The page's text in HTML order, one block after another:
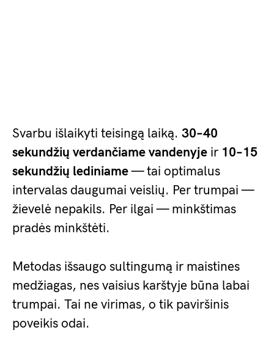
Svarbu išlaikyti teisingą laiką. 30–40
sekundžių verdančiame vandenyje ir 10–15
sekundžių lediniame— tai optimalus
intervalas daugumai veislių. Per trumpai —
žievelė nepakils. Per ilgai — minkštimas
pradės minkštėti.
Metodas išsaugo sultingumą ir maistines
medžiagas, nes vaisius karštyje būna labai
trumpai. Tai ne virimas, o tik paviršinis
poveikis odai.